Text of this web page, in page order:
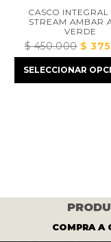
CASCO
STREAM AMBAR
VERDE
$450.000 El
precio
original
$
SELECCIONAR
COMPRA A